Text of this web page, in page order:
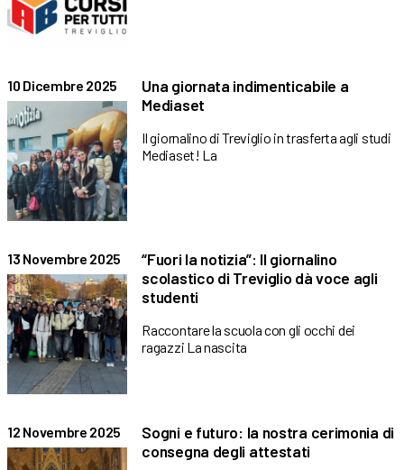
10 Dicembre 2025
Una giornata indimenticabile a
Mediaset
Il giornalino di Treviglio in trasferta agli studi
Mediaset! La
13 Novembre 2025
“Fuori la notizia”: Il giornalino
scolastico di Treviglio dà voce agli
studenti
Raccontare la scuola con gli occhi dei
ragazzi La nascita
12 Novembre 2025
Sogni e futuro: la nostra cerimonia di
consegna degli attestati